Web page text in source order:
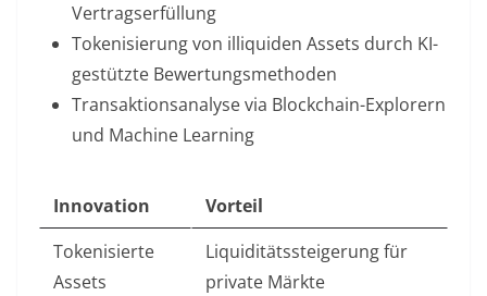
Vertragserfüllung
Tokenisierungvon illiquiden Assets durch KI-
gestützte Bewertungsmethoden
Transaktionsanalysevia Blockchain-Explorern
und Machine Learning
Innovation
Vorteil
Tokenisierte
Assets
Liquiditätssteigerung für
private Märkte